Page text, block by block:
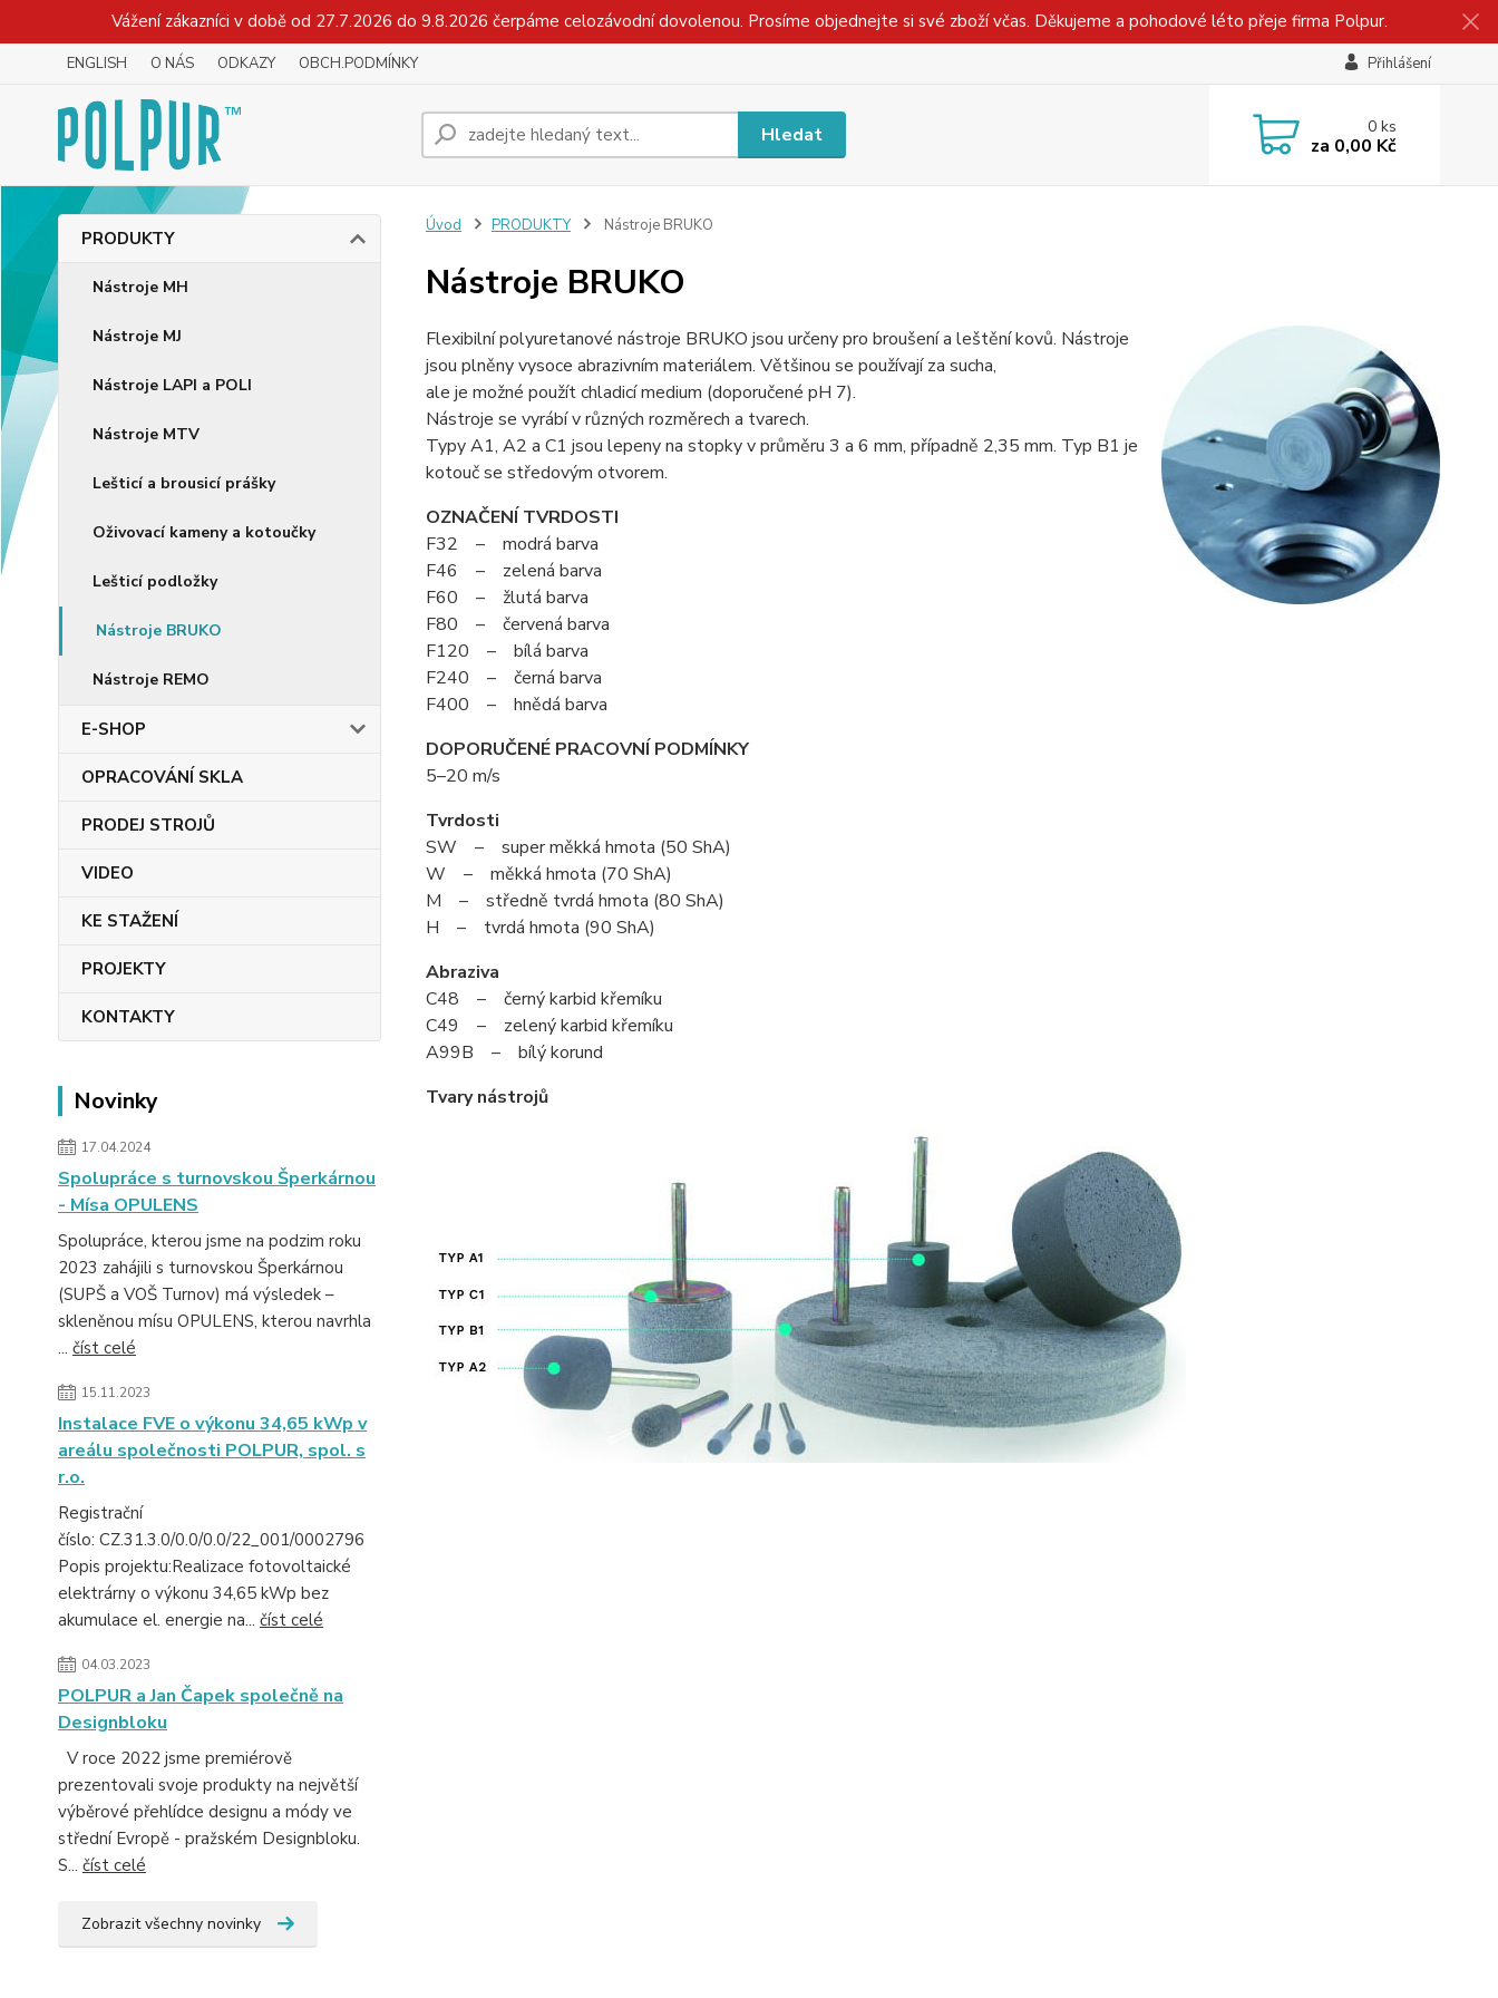
Vážení zákazníci v době od 27.7.2026 do 9.8.2026 čerpáme celozávodní dovolenou. Prosíme objednejte si své zboží včas. Děkujeme a pohodové léto přeje firma Polpur.
ENGLISH O NÁS ODKAZY OBCH.PODMÍNKY Přihlášení
Hledat 0ks
za 0,00 Kč
PRODUKTY
Nástroje MH
Nástroje MJ
Nástroje LAPI a POLI
Nástroje MTV
Lešticí a brousicí prášky
Oživovací kameny a kotoučky
Lešticí podložky
Nástroje BRUKO
Nástroje REMO
E-SHOP
OPRACOVÁNÍ SKLA
PRODEJ STROJŮ
VIDEO
KE STAŽENÍ
PROJEKTY
KONTAKTY
Novinky
17.04.2024
Spolupráce s turnovskou Šperkárnou
- Mísa OPULENS
Spolupráce, kterou jsme na podzim roku
2023 zahájili s turnovskou Šperkárnou
(SUPŠ a VOŠ Turnov) má výsledek –
skleněnou mísu OPULENS, kterou navrhla
... číst celé
15.11.2023
Instalace FVE o výkonu 34,65 kWp v
areálu společnosti POLPUR, spol. s
r.o.
Registrační
číslo: CZ.31.3.0/0.0/0.0/22_001/0002796
Popis projektu:Realizace fotovoltaické
elektrárny o výkonu 34,65 kWp bez
akumulace el. energie na... číst celé
04.03.2023
POLPUR a Jan Čapek společně na
Designbloku
V roce 2022 jsme premiérově
prezentovali svoje produkty na největší
výběrové přehlídce designu a módy ve
střední Evropě - pražském Designbloku.
S... číst celé
Zobrazit všechny novinky
Úvod PRODUKTY Nástroje BRUKO
Nástroje BRUKO
Flexibilní polyuretanové nástroje BRUKO jsou určeny pro broušení a leštění kovů. Nástroje
jsou plněny vysoce abrazivním materiálem. Většinou se používají za sucha,
ale je možné použít chladicí medium (doporučené pH 7).
Nástroje se vyrábí v různých rozměrech a tvarech.
Typy A1, A2 a C1 jsou lepeny na stopky v průměru 3 a 6 mm, případně 2,35 mm. Typ B1 je
kotouč se středovým otvorem.
OZNAČENÍ TVRDOSTI
F32 – modrá barva
F46 – zelená barva
F60 – žlutá barva
F80 – červená barva
F120 – bílá barva
F240 – černá barva
F400 – hnědá barva
DOPORUČENÉ PRACOVNÍ PODMÍNKY
5–20 m/s
Tvrdosti
SW – super měkká hmota (50 ShA)
W – měkká hmota (70 ShA)
M – středně tvrdá hmota (80 ShA)
H – tvrdá hmota (90 ShA)
Abraziva
C48 – černý karbid křemíku
C49 – zelený karbid křemíku
A99B – bílý korund
Tvary nástrojů